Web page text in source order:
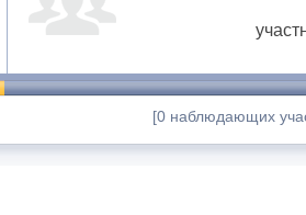
[0 наблюдающих